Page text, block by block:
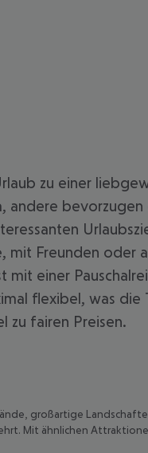
zu einer
bevorzugen
Freunden oder
einer
flexibel, was
zu fairen Preisen.
großartige
Mit ähnlichen